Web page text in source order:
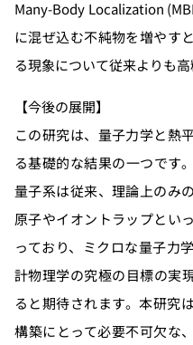
Many-Body Localization
に混ぜ込む不純物を増やす
る現象について従来よりも
【今後の展開】
この研究は、量子力学と熱
る基礎的な結果の一つです
量子系は従来、理論上のみ
原子やイオントラップとい
っており、ミクロな量子力
計物理学の究極の目標の実
ると期待されます。本研究
構築にとって必要不可欠な